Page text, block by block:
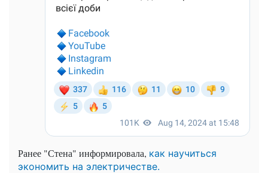
Ранее "Стена" информировала, как научиться
экономить на электричестве.